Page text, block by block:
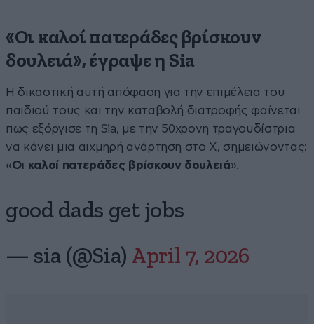
«Οι καλοί πατεράδες βρίσκουν
δουλειά», έγραψε η Sia
Η δικαστική αυτή απόφαση για την επιμέλεια του
παιδιού τους και την καταβολή διατροφής φαίνεται
πως εξόργισε τη Sia, με την 50χρονη τραγουδίστρια
να κάνει μια αιχμηρή ανάρτηση στο Χ, σημειώνοντας:
«Οι καλοί πατεράδες βρίσκουν δουλειά».
good dads get jobs
— sia (@Sia) April 7, 2026